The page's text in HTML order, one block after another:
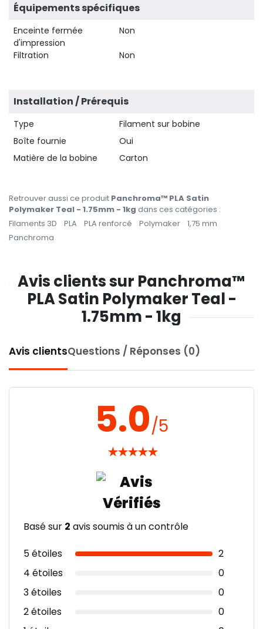
Équipements spécifiques
Enceinte fermée
d'impression
Non
Filtration Non
Installation / Prérequis
Type
Filament sur bobine
Boîte fournie
Oui
Matière de la bobine
Carton
Retrouver aussi ce produit Panchroma™ PLA Satin
Polymaker Teal - 1.75mm - 1kg dans ces catégories :
Filaments 3D
PLA PLA renforcé Polymaker
1,75 mm
Panchroma
Avis clients sur Panchroma™
PLA Satin Polymaker Teal -
1.75mm - 1kg
Avis clientsQuestions / Réponses (0)
5.0/5
★★★★★
Basé sur 2 avis soumis à un contrôle
5 étoiles
2
4 étoiles
0
3 étoiles
0
2 étoiles
0